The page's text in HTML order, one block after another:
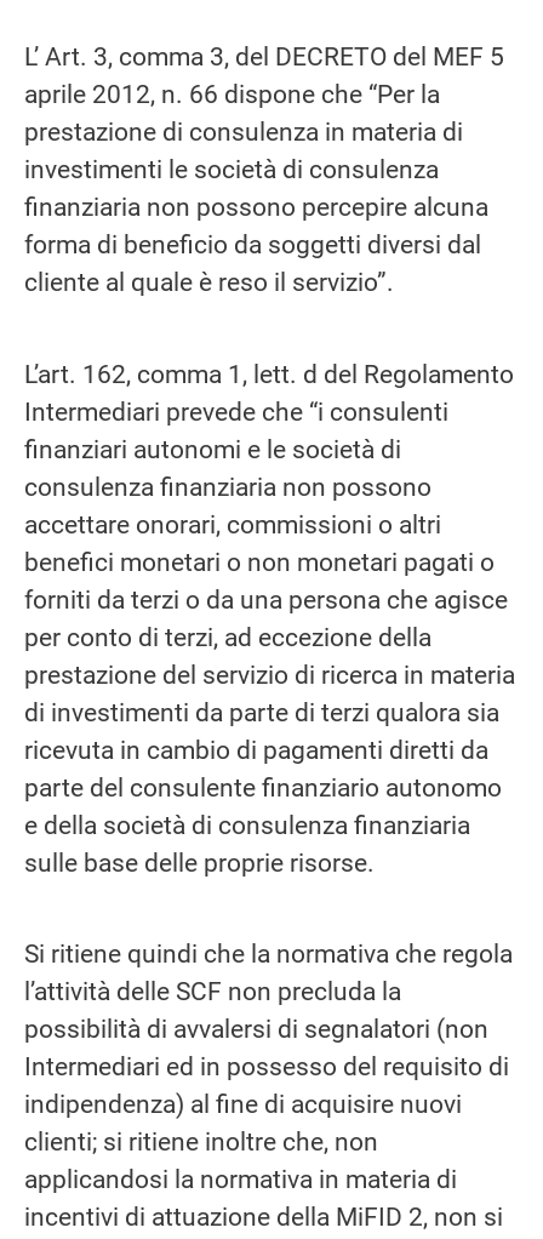
L’ Art. 3, comma 3, del DECRETO del MEF 5
aprile 2012, n. 66 dispone che “Per la
prestazione di consulenza in materia di
investimenti le società di consulenza
finanziaria non possono percepire alcuna
forma di beneficio da soggetti diversi dal
cliente al quale è reso il servizio”.
L’art. 162, comma 1, lett. d del Regolamento
Intermediari prevede che “i consulenti
finanziari autonomi e le società di
consulenza finanziaria non possono
accettare onorari, commissioni o altri
benefici monetari o non monetari pagati o
forniti da terzi o da una persona che agisce
per conto di terzi, ad eccezione della
prestazione del servizio di ricerca in materia
di investimenti da parte di terzi qualora sia
ricevuta in cambio di pagamenti diretti da
parte del consulente finanziario autonomo
e della società di consulenza finanziaria
sulle base delle proprie risorse.
Si ritiene quindi che la normativa che regola
l’attività delle SCF non precluda la
possibilità di avvalersi di segnalatori (non
Intermediari ed in possesso del requisito di
indipendenza) al fine di acquisire nuovi
clienti; si ritiene inoltre che, non
applicandosi la normativa in materia di
incentivi di attuazione della MiFID 2, non si